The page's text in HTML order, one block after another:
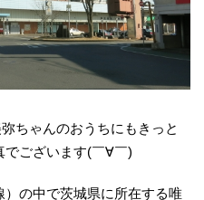
ちゃんのおうちにもきっと
でございます(￣∀￣)
の中で茨城県に所在する唯